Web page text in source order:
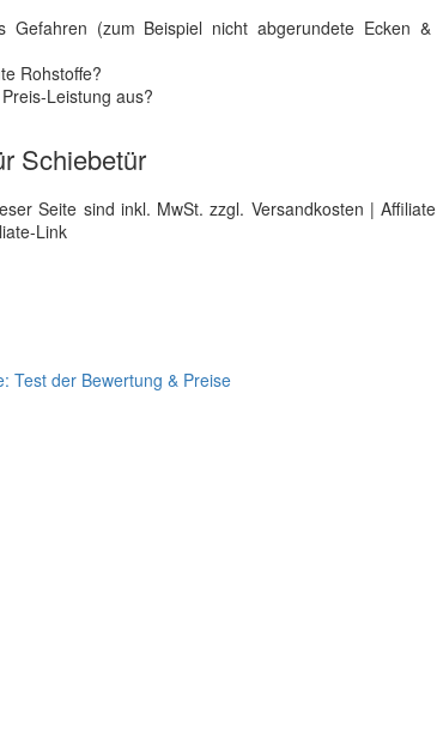
(zum Beispiel nicht abgerundete Ecken &
Rohstoffe?
Leistung aus?
Schiebetür
Seite sind inkl. MwSt. zzgl. Versandkosten | Affiliate
Link
Test der Bewertung & Preise